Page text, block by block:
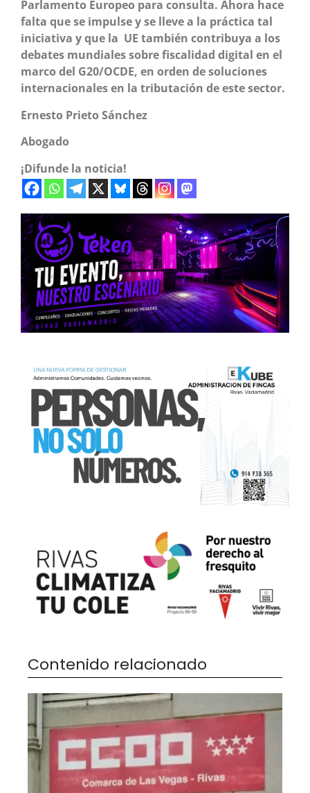
Parlamento Europeo para consulta. Ahora hace
falta que se impulse y se lleve a la práctica tal
iniciativa y que la UE también contribuya a los
debates mundiales sobre fiscalidad digital en el
marco del G20/OCDE, en orden de soluciones
internacionales en la tributación de este sector.
Ernesto Prieto Sánchez
Abogado
¡Difunde la noticia!
Contenido relacionado